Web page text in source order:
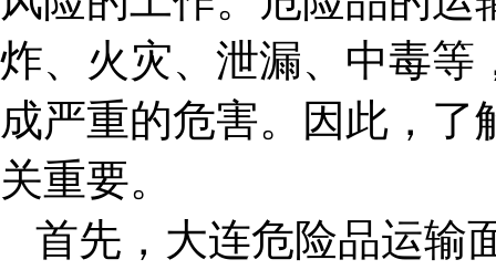
炸、火灾、泄漏、中毒等
成严重的危害。因此，
关重要。
首先， 大连危险品运输